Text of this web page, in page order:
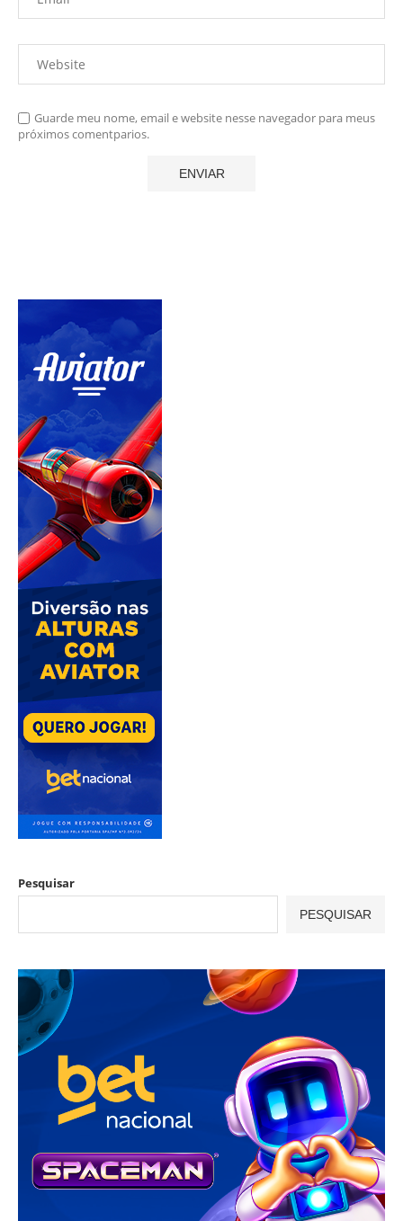
Guarde meu nome, email e website nesse navegador para meus
próximos comentparios.
Pesquisar
PESQUISAR